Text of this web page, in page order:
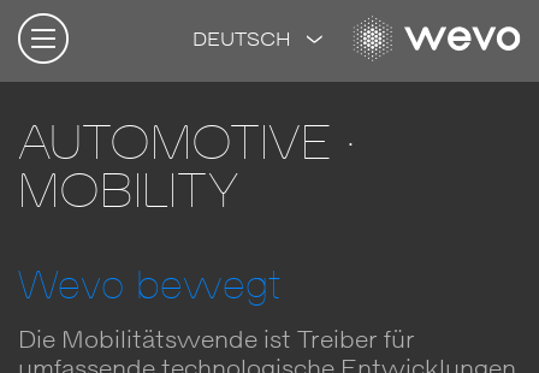
DEUTSCH
AUTOMOTIVE ·
MOBILITY
Wevo bewegt
Die Mobilitätswende ist Treiber für